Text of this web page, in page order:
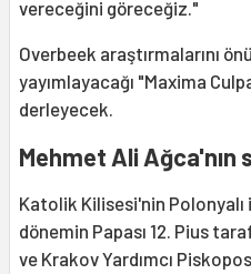
vereceğini göreceğiz."
Overbeek araştırmalarını
yayımlayacağı "Maxima
derleyecek.
Mehmet Ali
Katolik Kilisesi'nin Polonyalı
dönemin Papası 12. Pius
ve Krakov Yardımcı